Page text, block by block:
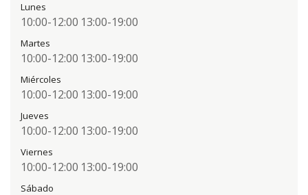
Lunes
10:00-12:00 13:00-19:00
Martes
10:00-12:00 13:00-19:00
Miércoles
10:00-12:00 13:00-19:00
Jueves
10:00-12:00 13:00-19:00
Viernes
10:00-12:00 13:00-19:00
Sábado